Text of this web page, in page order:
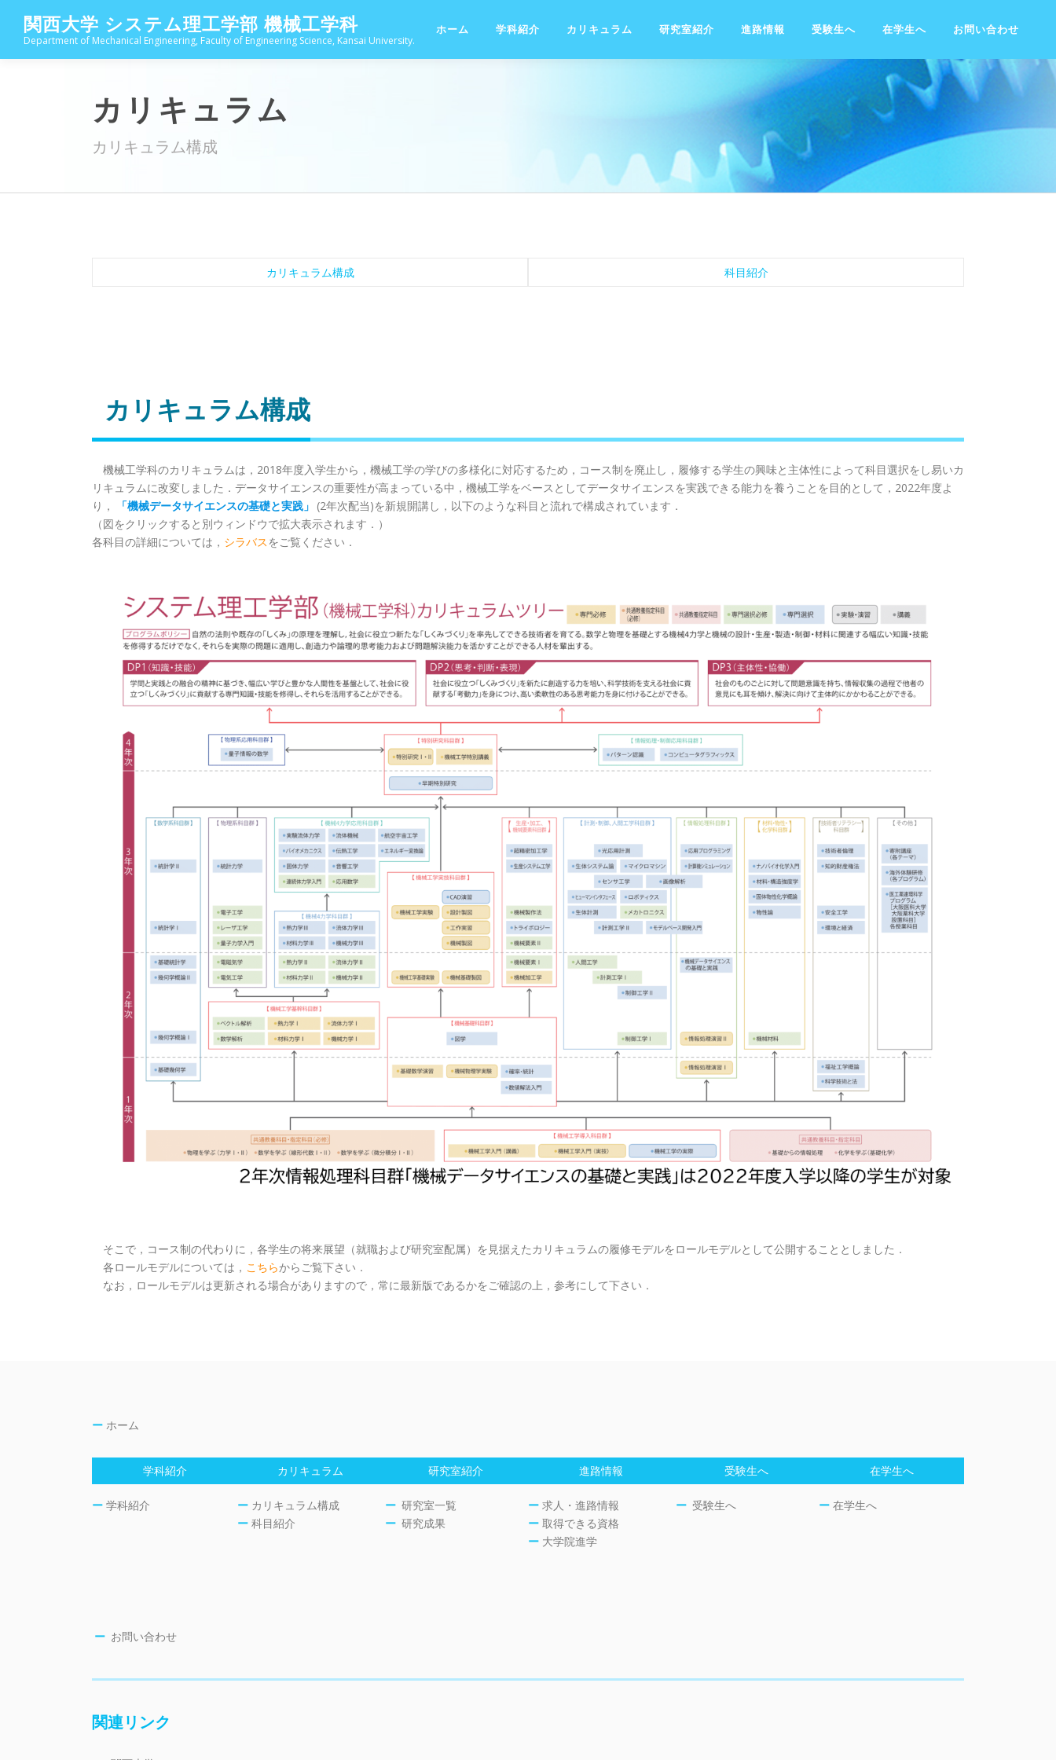
ン
関西大学 システム理工学部 機械工学科
Department of Mechanical Engineering, Faculty of Engineering Science, Kansai University.
ホーム 学科紹介 カリキュラム 研究室紹介 進路情報 受験生へ 在学生へ お問い合わせ
カリキュラム
カリキュラム構成
カリキュラム構成 科目紹介
カリキュラム構成
機械工学科のカリキュラムは，2018年度入学生から，機械工学の学びの多様化に対応するため，コース制を廃止し，履修する学生の興味と主体性によって科目選択をし易いカ
リキュラムに改変しました．データサイエンスの重要性が高まっている中，機械工学をベースとしてデータサイエンスを実践できる能力を養うことを目的として，2022年度よ
り，
「機械データサイエンスの基礎と実践」 (2年次配当)を新規開講し，以下のような科目と流れで構成されています．
（図をクリックすると別ウィンドウで拡大表示されます．）
各科目の詳細については， シラバスをご覧ください．
そこで，コース制の代わりに，各学生の将来展望（就職および研究室配属）を見据えたカリキュラムの履修モデルをロールモデルとして公開することとしました．
各ロールモデルについては， こちらからご覧下さい．
なお，ロールモデルは更新される場合がありますので，常に最新版であるかをご確認の上，参考にして下さい．
ー ホーム
学科紹介
ー 学科紹介
カリキュラム
ー カリキュラム構成
ー 科目紹介
研究室紹介
ー 研究室一覧
ー 研究成果
進路情報
ー 求人・進路情報
ー 取得できる資格
ー 大学院進学
受験生へ
ー 受験生へ
在学生へ
ー 在学生へ
ー お問い合わせ
関連リンク